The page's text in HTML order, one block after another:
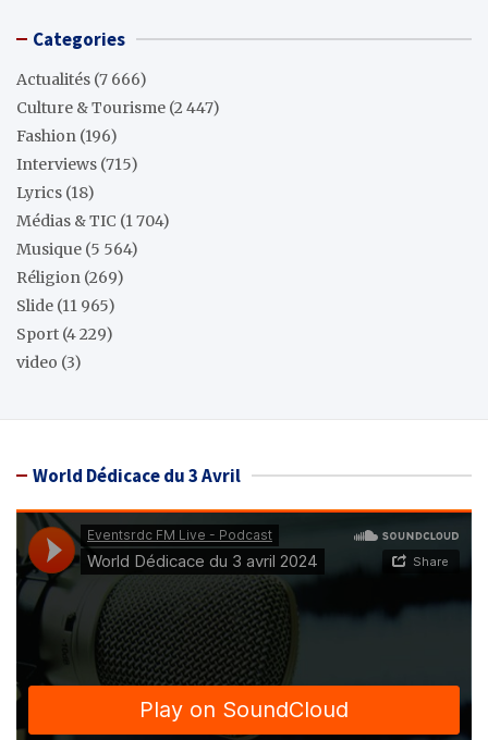
Categories
Actualités (7 666)
Culture & Tourisme (2 447)
Fashion (196)
Interviews (715)
Lyrics (18)
Médias & TIC (1 704)
Musique (5 564)
Réligion (269)
Slide (11 965)
Sport (4 229)
video (3)
World Dédicace du 3 Avril